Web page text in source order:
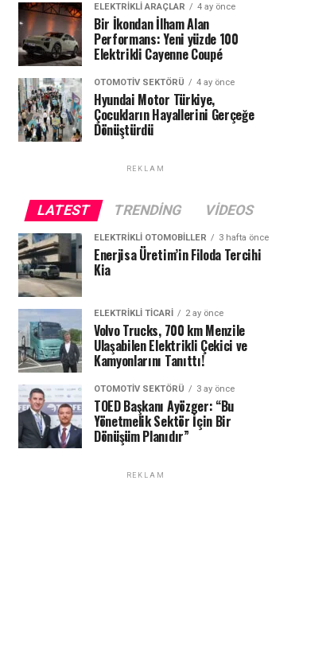
ELEKTRIKLI ARAÇLAR 4 ay önce
Bir İkondan İlham Alan
Performans: Yeni yüzde 100
Elektrikli Cayenne Coupé
OTOMOTIV SEKTÖRÜ 4 ay önce
Hyundai Motor Türkiye,
Çocukların Hayallerini Gerçeğe
Dönüştürdü
REKLAM
LATEST TRENDING VIDEOS
ELEKTRIKLI OTOMOBILLER 3 hafta önce
Enerjisa Üretim’in Filoda Tercihi
Kia
ELEKTRIKLI TICARI 2 ay önce
Volvo Trucks, 700 km Menzile
Ulaşabilen Elektrikli Çekici ve
Kamyonlarını Tanıttı!
OTOMOTIV SEKTÖRÜ 3 ay önce
TOED Başkanı Ayözger: “Bu
Yönetmelik Sektör İçin Bir
Dönüşüm Planıdır”
REKLAM